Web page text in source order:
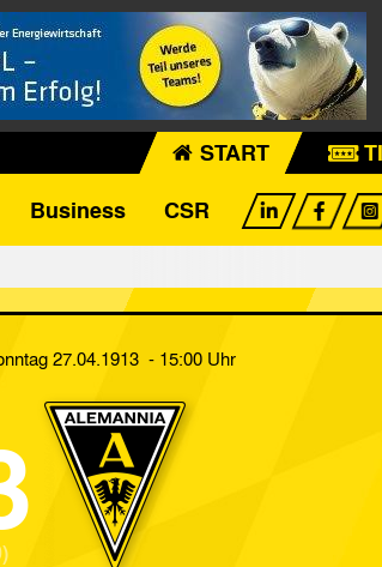
START
Business CSR
27.04.1913 - 15:00 Uhr